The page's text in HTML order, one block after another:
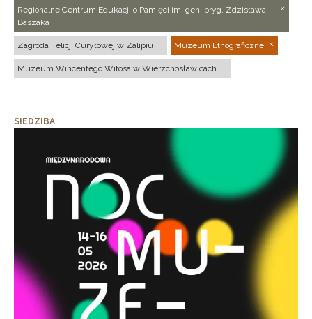
Regionalne Centrum Edukacji o Pamięci im. gen. bryg. Zdzisława
Baszaka
Zagroda Felicji Curyłowej w Zalipiu Muzeum Etnograficzne
Muzeum Wincentego Witosa w Wierzchosławicach
SIEDZIBA